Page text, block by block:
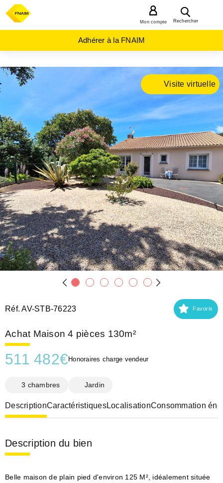
Rechercher
Mon compte
Adhérer à la FNAIM
ACHAT
LA-
LOIRE
LOIRE-
ATLANTIQUE
(44)
LA
BERNERIE
EN RETZ
(44760)
Visite virtuelle
Réf. AV-STB-76223 Favoris
Achat Maison 4 pièces 130m²
511 482€ Honoraires charge vendeur
3 chambres Jardin
DescriptionCaractéristiquesLocalisationConsommation
Description du bien
Belle maison de plain pied d'environ 125 M², idéalement située